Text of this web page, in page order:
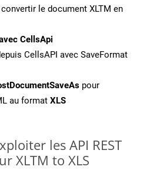
le document XLTM en
CellsApi
CellsAPI avec SaveFormat
pour
au format XLS
les API REST
XLTM to XLS